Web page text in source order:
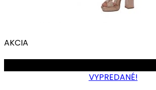
AKCIA
VYPREDANÉ!